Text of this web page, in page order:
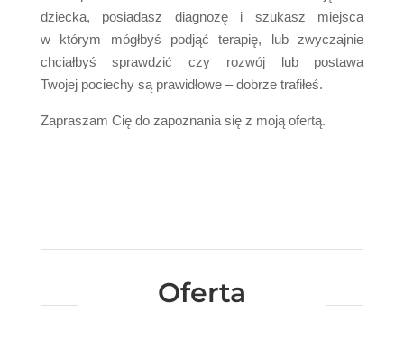
dziecka, posiadasz diagnozę i szukasz miejsca
w którym mógłbyś podjąć terapię, lub zwyczajnie
chciałbyś sprawdzić czy rozwój lub postawa
Twojej pociechy są prawidłowe – dobrze trafiłeś.
Zapraszam Cię do zapoznania się z moją ofertą.
Oferta